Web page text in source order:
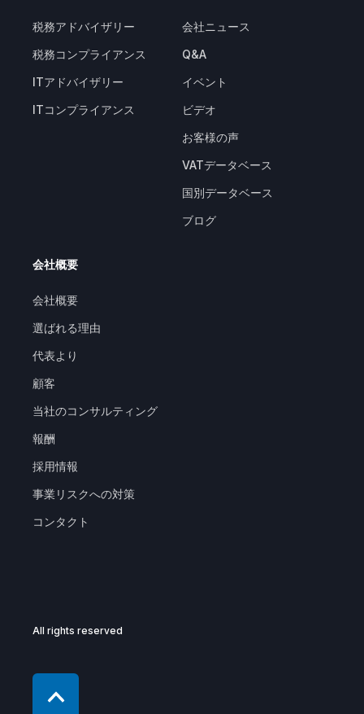
税務アドバイザリー
税務コンプライアンス
ITアドバイザリー
ITコンプライアンス
会社ニュース
Q&A
イベント
ビデオ
お客様の声
VATデータベース
国別データベース
ブログ
会社概要
会社概要
選ばれる理由
代表より
顧客
当社のコンサルティング
報酬
採用情報
事業リスクへの対策
コンタクト
All rights reserved